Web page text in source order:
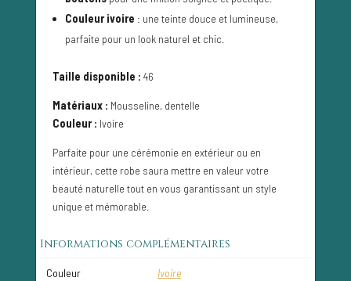
Couleur ivoire : une teinte douce et lumineuse,
parfaite pour un look naturel et chic.
Taille disponible : 46
Matériaux : Mousseline, dentelle
Couleur : Ivoire
Parfaite pour une cérémonie en extérieur ou en
intérieur, cette robe saura mettre en valeur votre
beauté naturelle tout en vous garantissant un style
unique et mémorable.
Informations complémentaires
Couleur Ivoire